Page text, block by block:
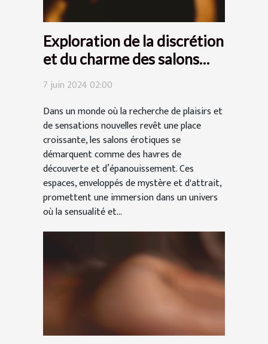
Exploration de la discrétion
et du charme des salons
érotiques : Comment
garantir une expérience
sécurisée et agréable
7 juin 2024 02:00
Dans un monde où la recherche de plaisirs et
de sensations nouvelles revêt une place
croissante, les salons érotiques se
démarquent comme des havres de
découverte et d’épanouissement. Ces
espaces, enveloppés de mystère et d'attrait,
promettent une immersion dans un univers
où la sensualité et...